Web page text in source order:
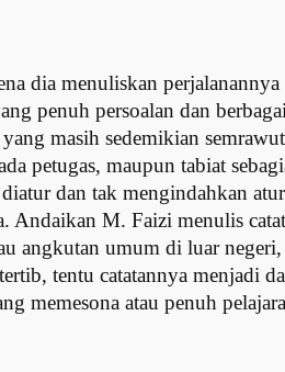
dia menuliskan
penuh persoalan dan berbagai
masih sedemikian
petugas, maupun tabiat
dan tak mengindahkan
Andaikan M. Faizi menulis
angkutan umum di luar
tentu catatannya menjadi
memesona atau penuh